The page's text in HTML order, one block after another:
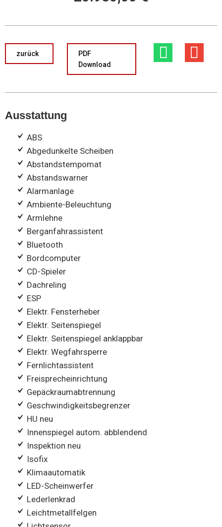
zurück
PDF
Download
Ausstattung
ABS
Abgedunkelte Scheiben
Abstandstempomat
Abstandswarner
Alarmanlage
Ambiente-Beleuchtung
Armlehne
Berganfahrassistent
Bluetooth
Bordcomputer
CD-Spieler
Dachreling
ESP
Elektr. Fensterheber
Elektr. Seitenspiegel
Elektr. Seitenspiegel anklappbar
Elektr. Wegfahrsperre
Fernlichtassistent
Freisprecheinrichtung
Gepäckraumabtrennung
Geschwindigkeitsbegrenzer
HU neu
Innenspiegel autom. abblendend
Inspektion neu
Isofix
Klimaautomatik
LED-Scheinwerfer
Lederlenkrad
Leichtmetallfelgen